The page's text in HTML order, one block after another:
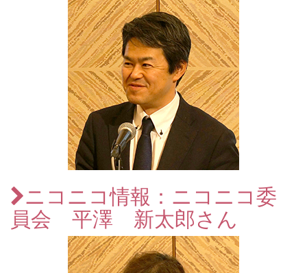
ニコニコ情報：ニコニコ委
員会 平澤 新太郎さん